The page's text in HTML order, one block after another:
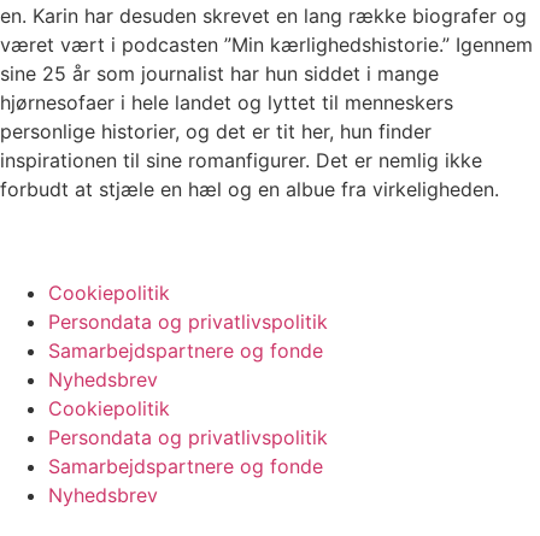
en. Karin har desuden skrevet en lang række biografer og
været vært i podcasten ”Min kærlighedshistorie.” Igennem
sine 25 år som journalist har hun siddet i mange
hjørnesofaer i hele landet og lyttet til menneskers
personlige historier, og det er tit her, hun finder
inspirationen til sine romanfigurer. Det er nemlig ikke
forbudt at stjæle en hæl og en albue fra virkeligheden.
Cookiepolitik
Persondata og privatlivspolitik
Samarbejdspartnere og fonde
Nyhedsbrev
Cookiepolitik
Persondata og privatlivspolitik
Samarbejdspartnere og fonde
Nyhedsbrev